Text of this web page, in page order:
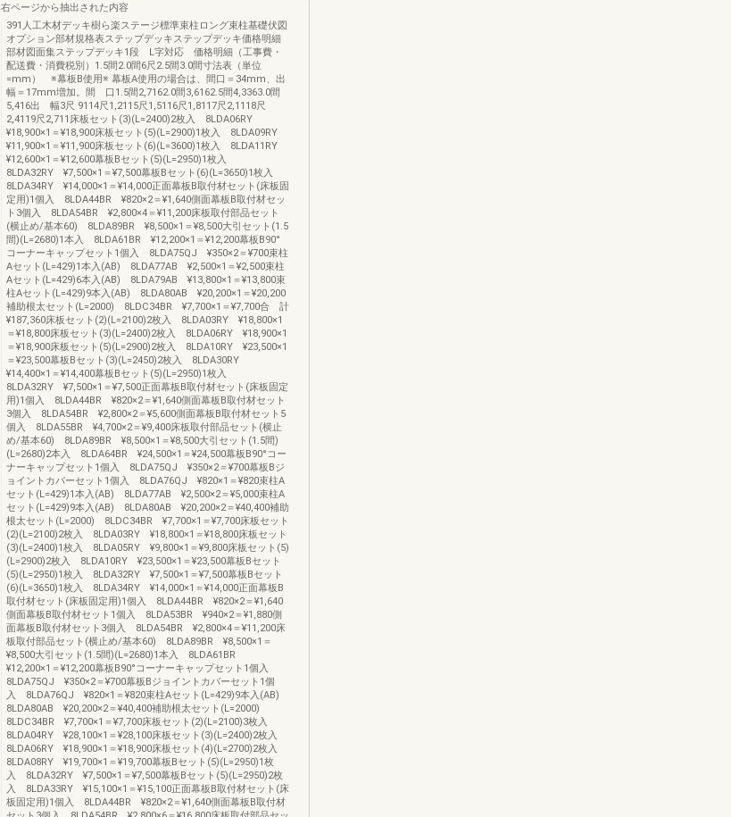
右ページから抽出された内容
391人工木材デッキ樹ら楽ステージ標準束柱ロング束柱基礎伏図
オプション部材規格表ステップデッキステップデッキ価格明細
部材図面集ステップデッキ1段 L字対応 価格明細（工事費・
配送費・消費税別）1.5間2.0間6尺2.5間3.0間寸法表（単位
=mm） ※幕板B使用※ 幕板A使用の場合は、間口＝34mm、出
幅＝17mm増加。間 口1.5間2,7162.0間3,6162.5間4,3363.0間
5,416出 幅3尺 9114尺1,2115尺1,5116尺1,8117尺2,1118尺
2,4119尺2,711床板セット(3)(L=2400)2枚入 8LDA06RY
¥18,900×1＝¥18,900床板セット(5)(L=2900)1枚入 8LDA09RY
¥11,900×1＝¥11,900床板セット(6)(L=3600)1枚入 8LDA11RY
¥12,600×1＝¥12,600幕板Bセット(5)(L=2950)1枚入
8LDA32RY ¥7,500×1＝¥7,500幕板Bセット(6)(L=3650)1枚入
8LDA34RY ¥14,000×1＝¥14,000正面幕板B取付材セット(床板固
定用)1個入 8LDA44BR ¥820×2＝¥1,640側面幕板B取付材セッ
ト3個入 8LDA54BR ¥2,800×4＝¥11,200床板取付部品セット
(横止め/基本60) 8LDA89BR ¥8,500×1＝¥8,500大引セット(1.5
間)(L=2680)1本入 8LDA61BR ¥12,200×1＝¥12,200幕板B90°
コーナーキャップセット1個入 8LDA75QJ ¥350×2＝¥700束柱
Aセット(L=429)1本入(AB) 8LDA77AB ¥2,500×1＝¥2,500束柱
Aセット(L=429)6本入(AB) 8LDA79AB ¥13,800×1＝¥13,800束
柱Aセット(L=429)9本入(AB) 8LDA80AB ¥20,200×1＝¥20,200
補助根太セット(L=2000) 8LDC34BR ¥7,700×1＝¥7,700合 計
¥187,360床板セット(2)(L=2100)2枚入 8LDA03RY ¥18,800×1
＝¥18,800床板セット(3)(L=2400)2枚入 8LDA06RY ¥18,900×1
＝¥18,900床板セット(5)(L=2900)2枚入 8LDA10RY ¥23,500×1
＝¥23,500幕板Bセット(3)(L=2450)2枚入 8LDA30RY
¥14,400×1＝¥14,400幕板Bセット(5)(L=2950)1枚入
8LDA32RY ¥7,500×1＝¥7,500正面幕板B取付材セット(床板固定
用)1個入 8LDA44BR ¥820×2＝¥1,640側面幕板B取付材セット
3個入 8LDA54BR ¥2,800×2＝¥5,600側面幕板B取付材セット5
個入 8LDA55BR ¥4,700×2＝¥9,400床板取付部品セット(横止
め/基本60) 8LDA89BR ¥8,500×1＝¥8,500大引セット(1.5間)
(L=2680)2本入 8LDA64BR ¥24,500×1＝¥24,500幕板B90°コー
ナーキャップセット1個入 8LDA75QJ ¥350×2＝¥700幕板Bジ
ョイントカバーセット1個入 8LDA76QJ ¥820×1＝¥820束柱A
セット(L=429)1本入(AB) 8LDA77AB ¥2,500×2＝¥5,000束柱A
セット(L=429)9本入(AB) 8LDA80AB ¥20,200×2＝¥40,400補助
根太セット(L=2000) 8LDC34BR ¥7,700×1＝¥7,700床板セット
(2)(L=2100)2枚入 8LDA03RY ¥18,800×1＝¥18,800床板セット
(3)(L=2400)1枚入 8LDA05RY ¥9,800×1＝¥9,800床板セット(5)
(L=2900)2枚入 8LDA10RY ¥23,500×1＝¥23,500幕板Bセット
(5)(L=2950)1枚入 8LDA32RY ¥7,500×1＝¥7,500幕板Bセット
(6)(L=3650)1枚入 8LDA34RY ¥14,000×1＝¥14,000正面幕板B
取付材セット(床板固定用)1個入 8LDA44BR ¥820×2＝¥1,640
側面幕板B取付材セット1個入 8LDA53BR ¥940×2＝¥1,880側
面幕板B取付材セット3個入 8LDA54BR ¥2,800×4＝¥11,200床
板取付部品セット(横止め/基本60) 8LDA89BR ¥8,500×1＝
¥8,500大引セット(1.5間)(L=2680)1本入 8LDA61BR
¥12,200×1＝¥12,200幕板B90°コーナーキャップセット1個入
8LDA75QJ ¥350×2＝¥700幕板Bジョイントカバーセット1個
入 8LDA76QJ ¥820×1＝¥820束柱Aセット(L=429)9本入(AB)
8LDA80AB ¥20,200×2＝¥40,400補助根太セット(L=2000)
8LDC34BR ¥7,700×1＝¥7,700床板セット(2)(L=2100)3枚入
8LDA04RY ¥28,100×1＝¥28,100床板セット(3)(L=2400)2枚入
8LDA06RY ¥18,900×1＝¥18,900床板セット(4)(L=2700)2枚入
8LDA08RY ¥19,700×1＝¥19,700幕板Bセット(5)(L=2950)1枚
入 8LDA32RY ¥7,500×1＝¥7,500幕板Bセット(5)(L=2950)2枚
入 8LDA33RY ¥15,100×1＝¥15,100正面幕板B取付材セット(床
板固定用)1個入 8LDA44BR ¥820×2＝¥1,640側面幕板B取付材